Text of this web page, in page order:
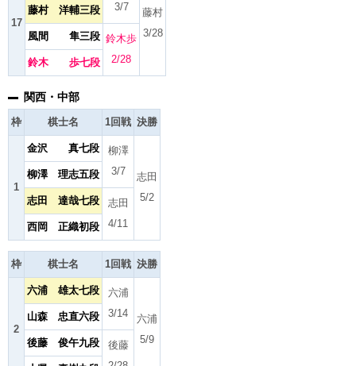
17
3/7
藤村
3/28
藤村 洋輔三段
風間 隼三段 鈴木歩
2/28
鈴木 歩七段
関西・中部
枠 棋士名 1回戦 決勝
1
金沢 真七段
柳澤
3/7
志田
5/2
柳澤 理志五段
志田 達哉七段
志田
4/11
西岡 正織初段
枠 棋士名 1回戦 決勝
2
六浦 雄太七段
六浦
3/14
六浦
5/9
山森 忠直六段
後藤 俊午九段
後藤